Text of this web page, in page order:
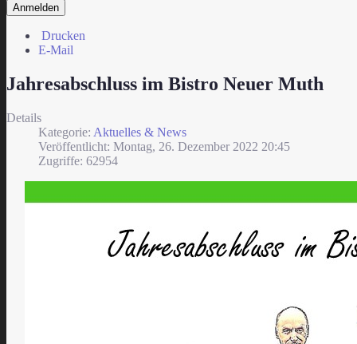
Anmelden
Drucken
E-Mail
Jahresabschluss im Bistro Neuer Muth
Details
Kategorie: Aktuelles & News
Veröffentlicht: Montag, 26. Dezember 2022 20:45
Zugriffe: 62954